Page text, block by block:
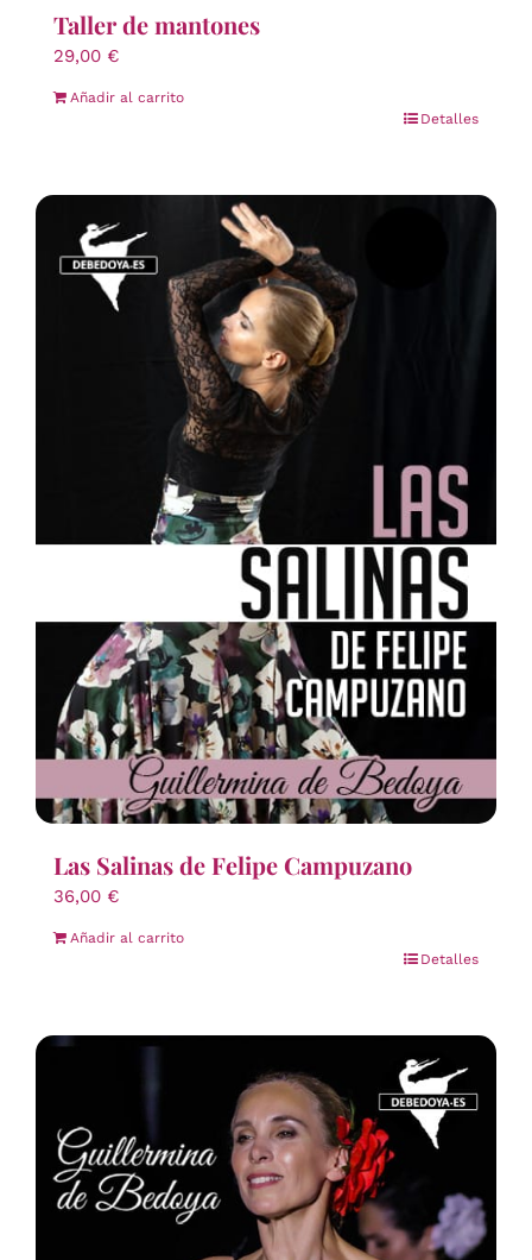
Taller de mantones
29,00 €
Añadir al carrito
Detalles
Las Salinas de Felipe Campuzano
36,00 €
Añadir al carrito
Detalles